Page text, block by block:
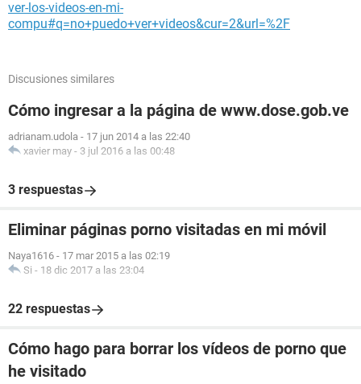
ver-los-videos-en-mi-
compu#q=no+puedo+ver+videos&cur=2&url=%2F
Discusiones similares
Cómo ingresar a la página de www.dose.gob.ve
adrianam.udola - 17 jun 2014 a las 22:40
xavier may - 3 jul 2016 a las 00:48
3 respuestas
Eliminar páginas porno visitadas en mi móvil
Naya1616 - 17 mar 2015 a las 02:19
Si - 18 dic 2017 a las 23:04
22 respuestas
Cómo hago para borrar los vídeos de porno que
he visitado